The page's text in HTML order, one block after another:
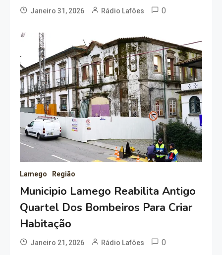
Janeiro 31, 2026 Rádio Lafões 0
Lamego Região
Municipio Lamego Reabilita Antigo
Quartel Dos Bombeiros Para Criar
Habitação
Janeiro 21, 2026 Rádio Lafões 0